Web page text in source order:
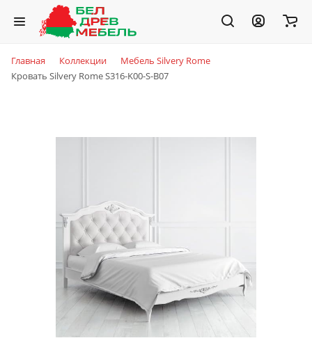
Главная Коллекции
Мебель Silvery Rome
Кровать Silvery Rome S316-K00-S-B07